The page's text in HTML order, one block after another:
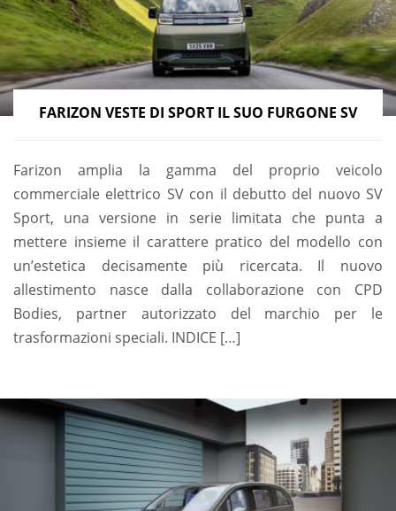
FARIZON VESTE DI SPORT IL SUO FURGONE SV
Farizon amplia la gamma del proprio veicolo
commerciale elettrico SV con il debutto del nuovo SV
Sport, una versione in serie limitata che punta a
mettere insieme il carattere pratico del modello con
un’estetica decisamente più ricercata. Il nuovo
allestimento nasce dalla collaborazione con CPD
Bodies, partner autorizzato del marchio per le
trasformazioni speciali. INDICE […]